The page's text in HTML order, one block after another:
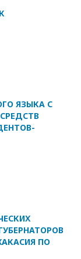
ЯЗЫКА С
ПО